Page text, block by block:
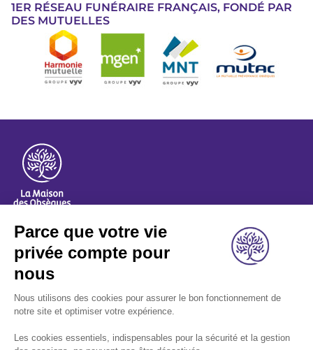
1ER RÉSEAU FUNÉRAIRE FRANÇAIS, FONDÉ PAR
DES MUTUELLES
Image
A propos
Nos métiers
Les indispensables